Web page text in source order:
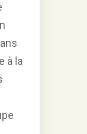
à la